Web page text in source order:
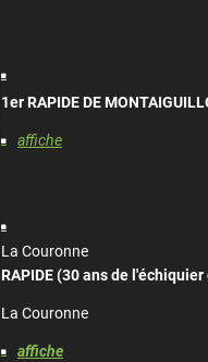
1er RAPIDE DE
affiche
La Couronne
RAPIDE (30 ans de
La Couronne
affiche